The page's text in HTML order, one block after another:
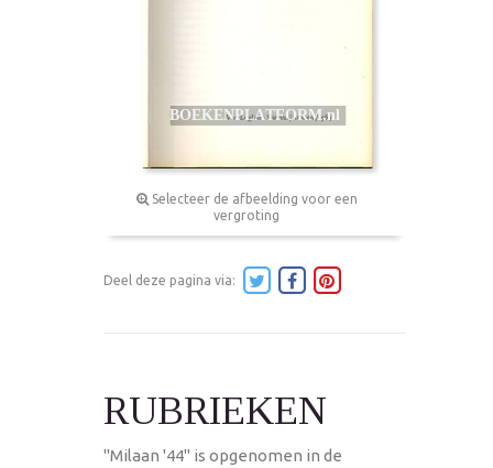
Selecteer de afbeelding voor een
vergroting
Deel deze pagina via:
RUBRIEKEN
"Milaan '44" is opgenomen in de